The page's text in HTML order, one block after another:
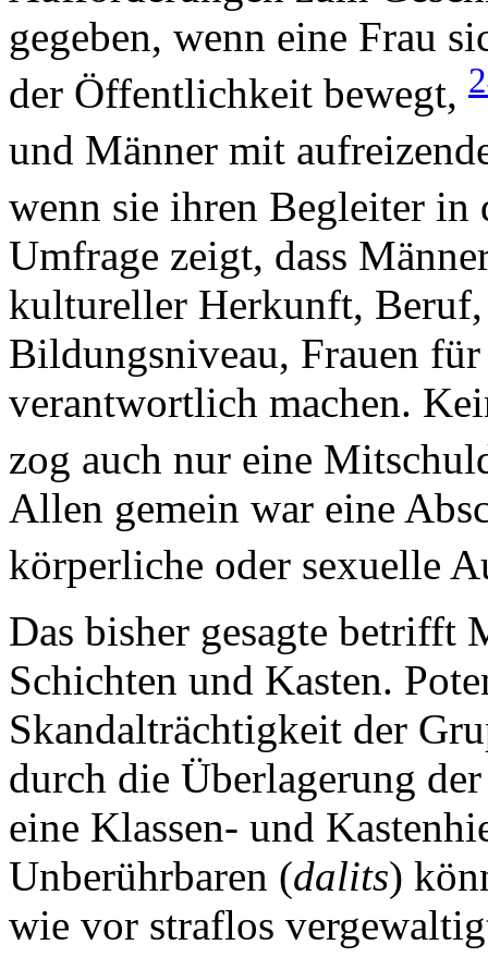
gegeben, wenn eine Frau
der Öffentlichkeit bewegt,
und Männer mit
wenn sie ihren Begleiter
Umfrage zeigt, dass
kultureller Herkunft,
Bildungsniveau, Frauen
verantwortlich machen.
zog auch nur eine
Allen gemein war eine
körperliche oder sexuelle
Das bisher gesagte betrifft
Schichten und Kasten.
Skandalträchtigkeit der
durch die Überlagerung
eine Klassen- und
Unberührbaren (dalits)
wie vor straflos